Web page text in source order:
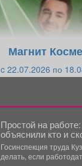
Магнит
c 22.07.2026 по
Простой на
объяснили кто и
платить
Госинспекция труда
делать, если